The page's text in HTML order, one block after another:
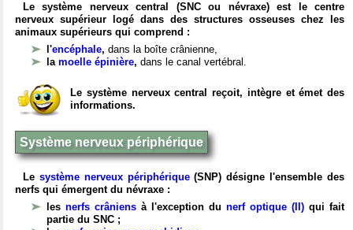
Le système nerveux central (SNC ou névraxe) est le centre
nerveux supérieur logé dans des structures osseuses chez les
animaux supérieurs qui comprend :
l'encéphale, dans la boîte crânienne,
la moelle épinière, dans le canal vertébral.
Le système nerveux central reçoit, intègre et émet des
informations.
Système nerveux périphérique
Le système nerveux périphérique(SNP) désigne l'ensemble des
nerfs qui émergent du névraxe :
les nerfs crâniens à l'exception du nerf optique (II) qui fait
partie du SNC ;